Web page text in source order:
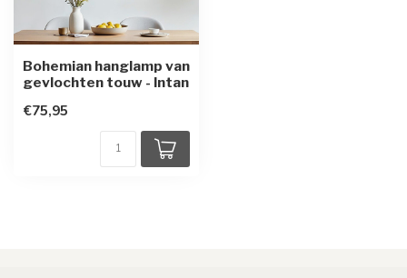
Bohemian hanglamp van
gevlochten touw - Intan
€75,95